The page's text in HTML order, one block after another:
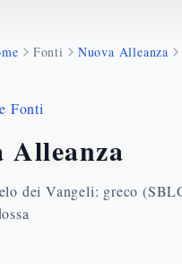
principale
Fonti Nuova Alleanza
Fonti
Alleanza
dei Vangeli: greco